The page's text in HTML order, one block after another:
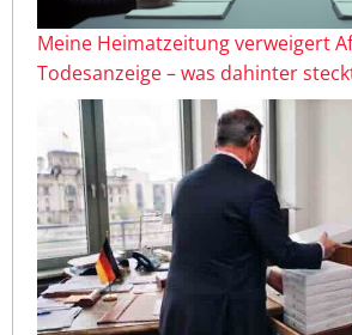
Meine Heimatzeitung verweigert
Todesanzeige – was dahinter